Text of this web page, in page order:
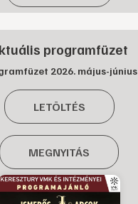
programfüzet
2026. május-június
LETÖLTÉS
MEGNYITÁS